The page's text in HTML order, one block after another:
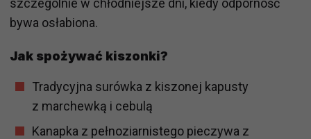
szczególnie w chłodniejsze dni, kiedy odporność
bywa osłabiona.
Jak spożywać kiszonki?
Tradycyjna surówka z kiszonej kapusty
z marchewką i cebulą
Kanapka z pełnoziarnistego pieczywa z